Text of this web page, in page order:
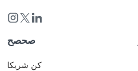
صحصح
كن شريكا